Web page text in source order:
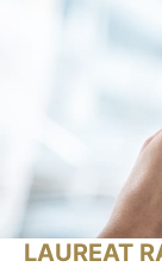
LAUREAT